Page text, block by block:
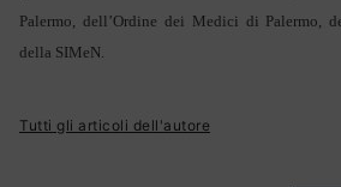
Palermo, dell’Ordine dei Medici di Palermo,
della SIMeN.
Tutti gli articoli dell'autore